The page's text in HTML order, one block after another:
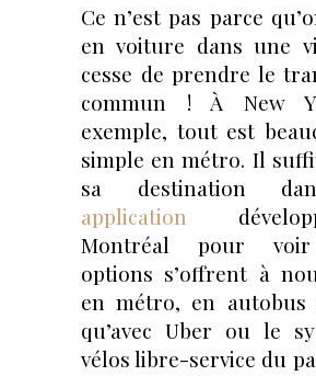
Ce n’est pas parce
en voiture dans une
cesse de prendre le
commun ! À New
exemple, tout est
simple en métro. Il
sa destination
application
Montréal pour
options s’offrent à
en métro, en autobus
qu’avec Uber ou le
vélos libre-service du